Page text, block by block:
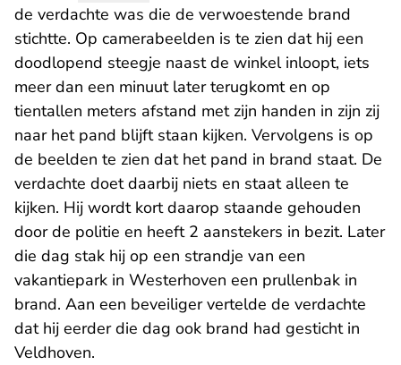
de verdachte was die de verwoestende brand
stichtte. Op camerabeelden is te zien dat hij een
doodlopend steegje naast de winkel inloopt, iets
meer dan een minuut later terugkomt en op
tientallen meters afstand met zijn handen in zijn zij
naar het pand blijft staan kijken. Vervolgens is op
de beelden te zien dat het pand in brand staat. De
verdachte doet daarbij niets en staat alleen te
kijken. Hij wordt kort daarop staande gehouden
door de politie en heeft 2 aanstekers in bezit. Later
die dag stak hij op een strandje van een
vakantiepark in Westerhoven een prullenbak in
brand. Aan een beveiliger vertelde de verdachte
dat hij eerder die dag ook brand had gesticht in
Veldhoven.